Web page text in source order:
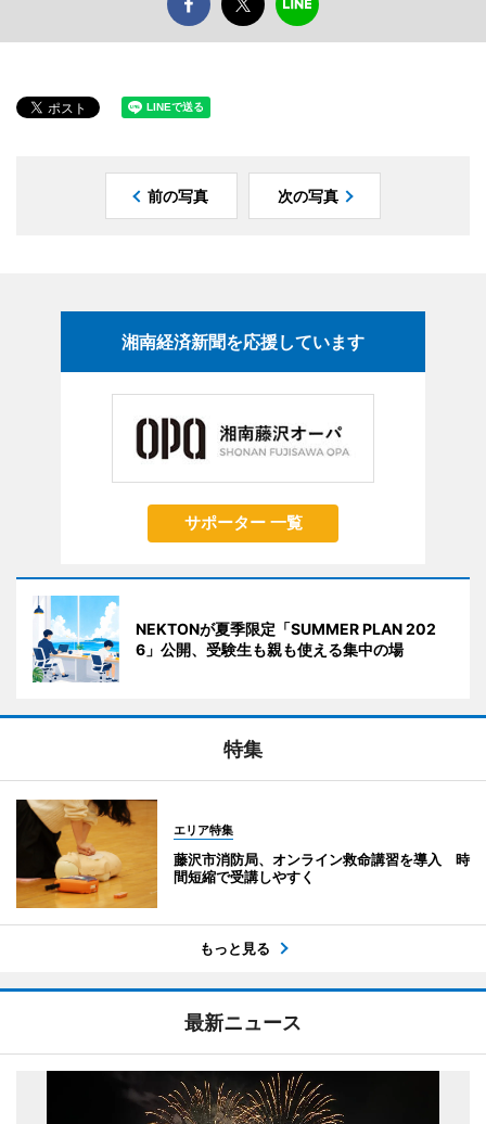
前の写真 次の写真
湘南経済新聞を応援しています
サポーター 一覧
NEKTONが夏季限定「SUMMER PLAN 202
6」公開、受験生も親も使える集中の場
特集
エリア特集
藤沢市消防局、オンライン救命講習を導入 時
間短縮で受講しやすく
もっと見る
最新ニュース